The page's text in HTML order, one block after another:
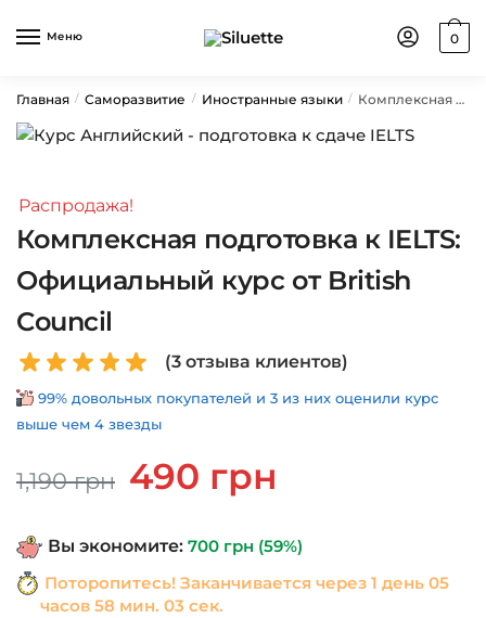
Меню 0
Главная / Саморазвитие / Иностранные языки / Комплексная подготовка к IELTS: Официальный курс от British Council
Распродажа!
Комплексная подготовка к IELTS:
Официальный курс от British
Council
(3отзыва клиентов)
99% довольных покупателей и 3 из них оценили курс
выше чем 4 звезды
1,190грн
Первоначальная
цена
1,190 грн.
490 грн
Вы экономите: 700 грн (59%)
Поторопитесь! Заканчивается через 1 день 05
часов 58 мин. 03 сек.